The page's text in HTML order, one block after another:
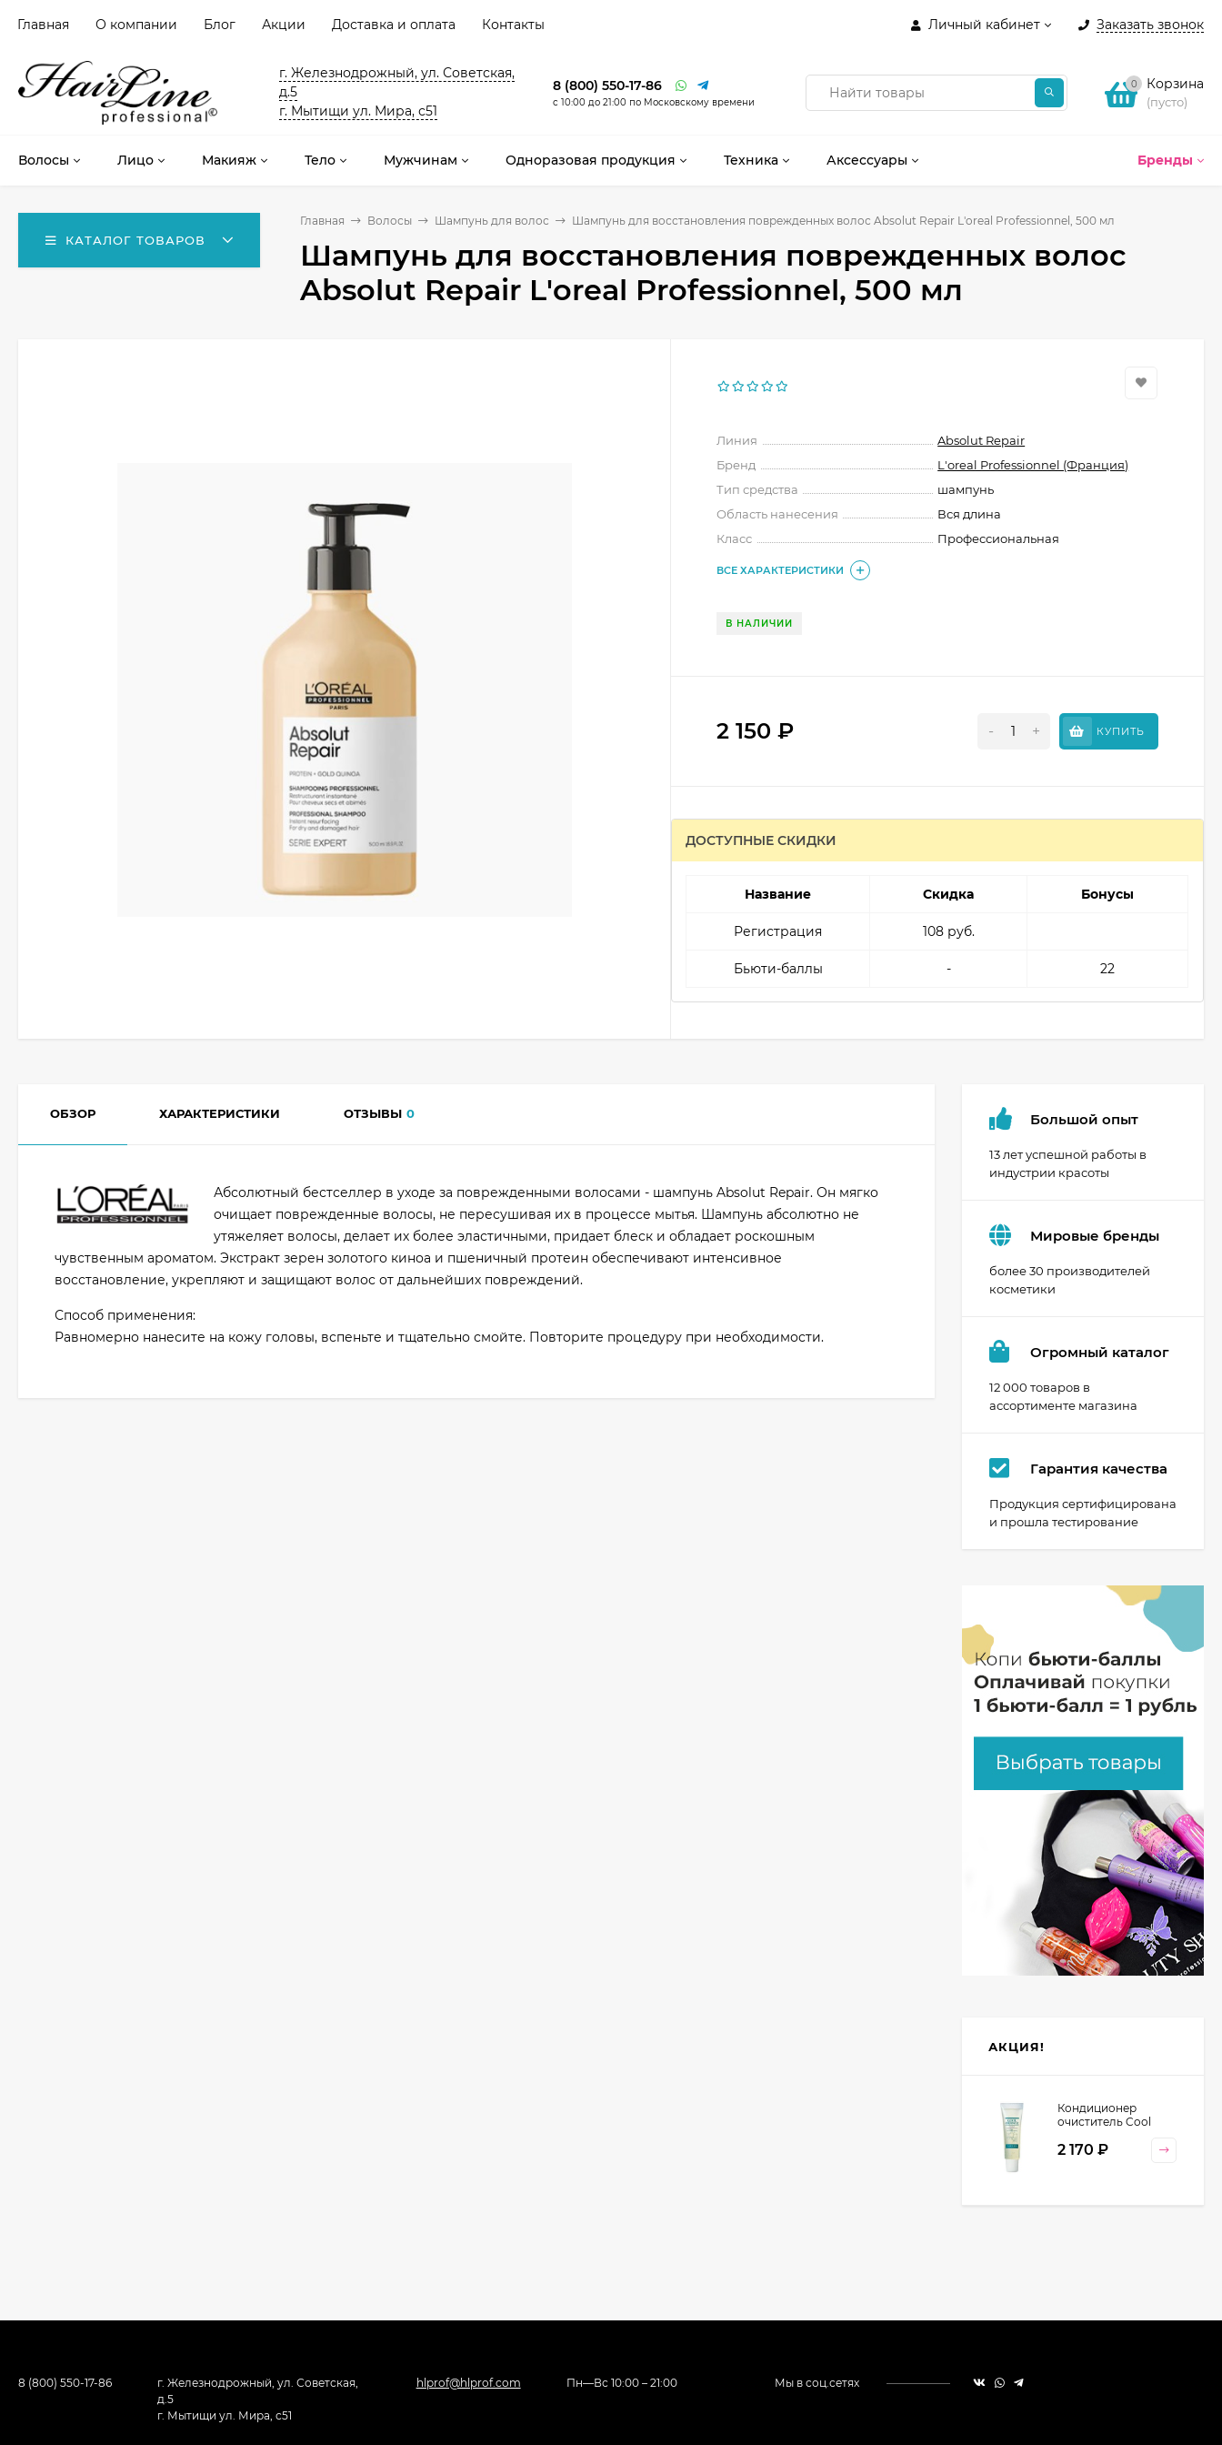
Личный кабинет Заказать звонок
Главная О компании Блог Акции Доставка и оплата Контакты
г. Железнодрожный, ул. Советская,
д.5
г. Мытищи ул. Мира, с51
8 (800) 550-17-86
с 10:00 до 21:00 по Московскому времени
0 Корзина
(пусто)
Бренды
Волосы Лицо Макияж Тело Мужчинам Одноразовая продукция Техника Аксессуары
КАТАЛОГ ТОВАРОВ
Главная Волосы Шампунь для волос Шампунь для восстановления поврежденных волос Absolut Repair L'oreal Professionnel, 500 мл
Шампунь для восстановления поврежденных волос
Absolut Repair L'oreal Professionnel, 500 мл
Линия
Absolut Repair
Бренд
L'oreal Professionnel (Франция)
Тип средства
шампунь
Область нанесения
Вся длина
Класс
Профессиональная
ВСЕ ХАРАКТЕРИСТИКИ
В НАЛИЧИИ
2 150₽ - + КУПИТЬ
ДОСТУПНЫЕ СКИДКИ
Название Скидка Бонусы
Регистрация 108 руб.
Бьюти-баллы - 22
ОБЗОР ХАРАКТЕРИСТИКИ ОТЗЫВЫ 0
Абсолютный бестселлер в уходе за поврежденными волосами - шампунь Absolut Repair. Он мягко
очищает поврежденные волосы, не пересушивая их в процессе мытья. Шампунь абсолютно не
утяжеляет волосы, делает их более эластичными, придает блеск и обладает роскошным
чувственным ароматом. Экстракт зерен золотого киноа и пшеничный протеин обеспечивают интенсивное
восстановление, укрепляют и защищают волос от дальнейших повреждений.
Способ применения:
Равномерно нанесите на кожу головы, вспеньте и тщательно смойте. Повторите процедуру при необходимости.
Большой опыт
13 лет успешной работы в
индустрии красоты
Мировые бренды
более 30 производителей
косметики
Огромный каталог
12 000 товаров в
ассортименте магазина
Гарантия качества
Продукция сертифицирована
и прошла тестирование
АКЦИЯ!
Кондиционер
очиститель Cool
Cosmetics, 130 гр
2 170 ₽
8 (800) 550-17-86
г. Железнодрожный, ул. Советская,
д.5
г. Мытищи ул. Мира, с51
hlprof@hlprof.com Пн—Вс 10:00 – 21:00 Мы в соц.сетях